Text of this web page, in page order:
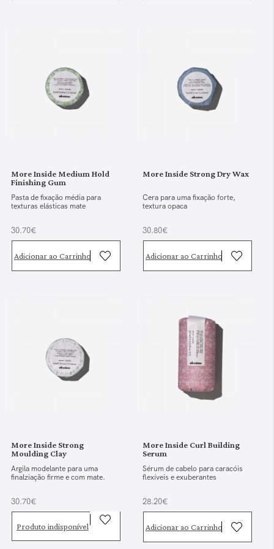
More Inside Medium Hold
Finishing Gum
Pasta de fixação média para
texturas elásticas mate
30.70€
Adicionar ao Carrinho
More Inside Strong Dry Wax
Cera para uma fixação forte,
textura opaca
30.80€
Adicionar ao Carrinho
More Inside Strong
Moulding Clay
Argila modelante para uma
finalziação firme e com mate.
30.70€
Produto indisponível
More Inside Curl Building
Serum
Sérum de cabelo para caracóis
flexíveis e exuberantes
28.20€
Adicionar ao Carrinho